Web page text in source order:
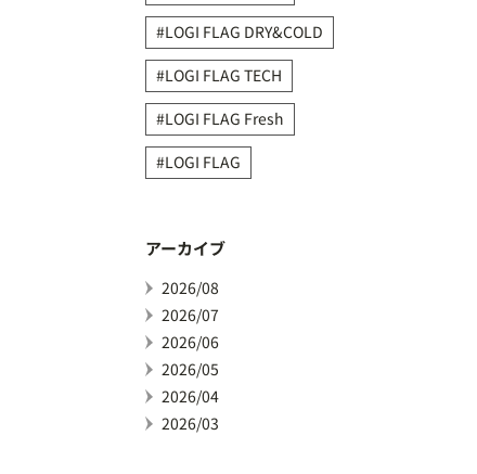
LOGI FLAG DRY&COLD
LOGI FLAG TECH
LOGI FLAG Fresh
LOGI FLAG
アーカイブ
2026/08
2026/07
2026/06
2026/05
2026/04
2026/03